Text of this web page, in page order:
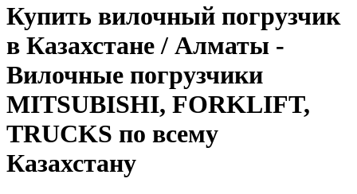
Купить вилочный погрузчик
в Казахстане / Алматы -
Вилочные погрузчики
MITSUBISHI, FORKLIFT,
TRUCKS по всему
Казахстану